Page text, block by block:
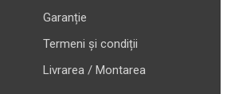
Garanție
Termeni și condiții
Livrarea / Montarea